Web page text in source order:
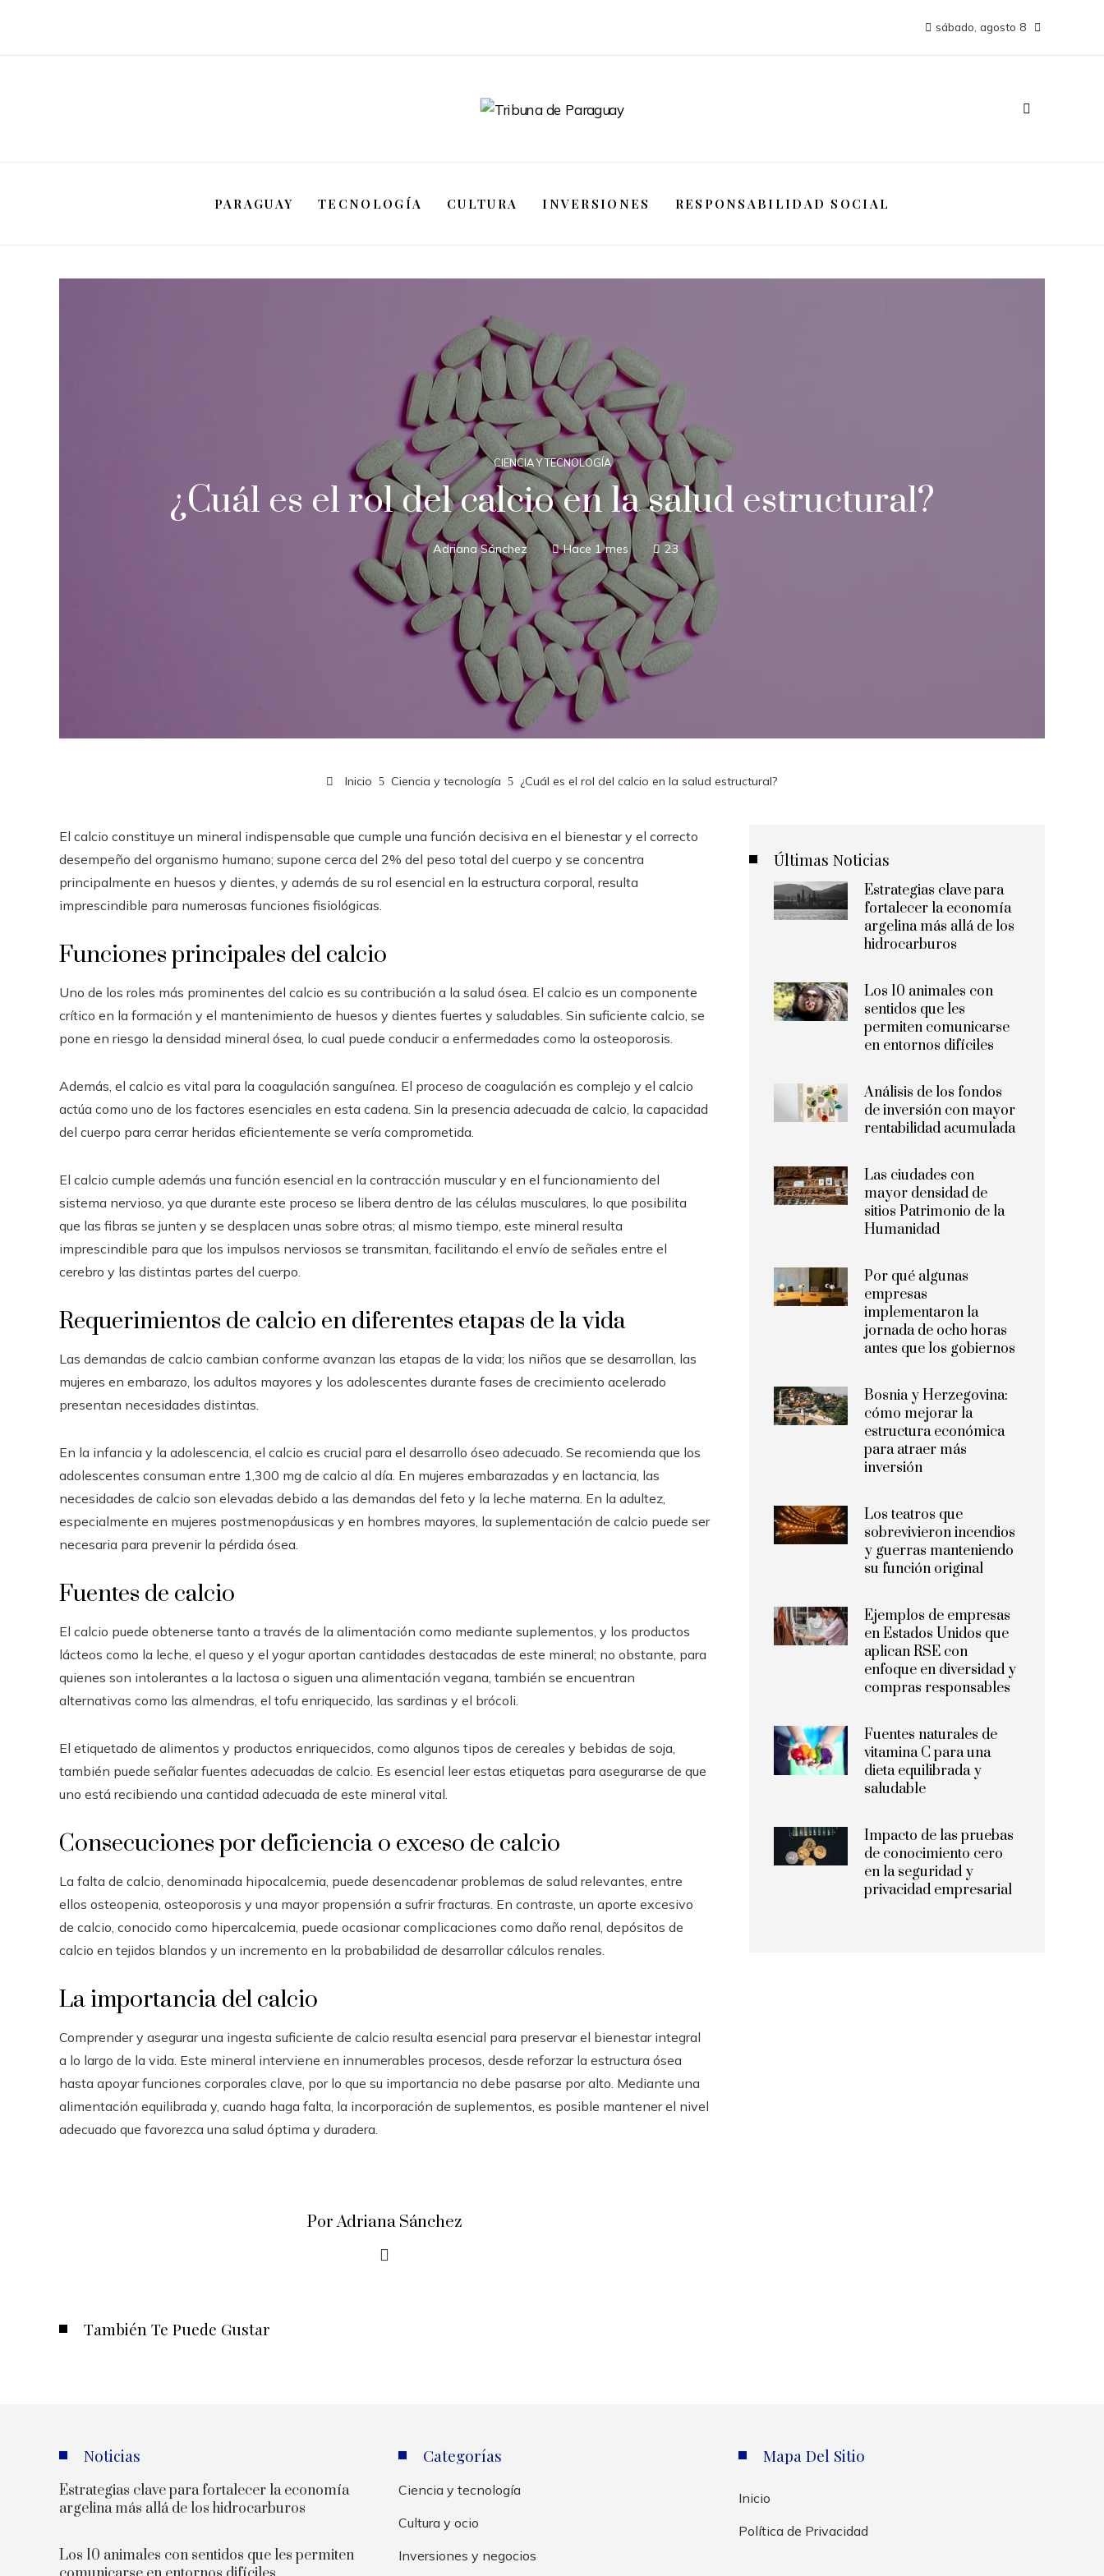
sábado, agosto 8
PARAGUAY TECNOLOGÍA CULTURA INVERSIONES RESPONSABILIDAD SOCIAL
CIENCIA Y TECNOLOGÍA
¿Cuál es el rol del calcio en la salud estructural?
Adriana Sánchez Hace 1 mes 23
Inicio Ciencia y tecnología ¿Cuál es el rol del calcio en la salud estructural?
El calcio constituye un mineral indispensable que cumple una función decisiva en el bienestar y el correcto
desempeño del organismo humano; supone cerca del 2% del peso total del cuerpo y se concentra
principalmente en huesos y dientes, y además de su rol esencial en la estructura corporal, resulta
imprescindible para numerosas funciones fisiológicas.
Funciones principales del calcio
Uno de los roles más prominentes del calcio es su contribución a la salud ósea. El calcio es un componente
crítico en la formación y el mantenimiento de huesos y dientes fuertes y saludables. Sin suficiente calcio, se
pone en riesgo la densidad mineral ósea, lo cual puede conducir a enfermedades como la osteoporosis.
Además, el calcio es vital para la coagulación sanguínea. El proceso de coagulación es complejo y el calcio
actúa como uno de los factores esenciales en esta cadena. Sin la presencia adecuada de calcio, la capacidad
del cuerpo para cerrar heridas eficientemente se vería comprometida.
El calcio cumple además una función esencial en la contracción muscular y en el funcionamiento del
sistema nervioso, ya que durante este proceso se libera dentro de las células musculares, lo que posibilita
que las fibras se junten y se desplacen unas sobre otras; al mismo tiempo, este mineral resulta
imprescindible para que los impulsos nerviosos se transmitan, facilitando el envío de señales entre el
cerebro y las distintas partes del cuerpo.
Requerimientos de calcio en diferentes etapas de la vida
Las demandas de calcio cambian conforme avanzan las etapas de la vida; los niños que se desarrollan, las
mujeres en embarazo, los adultos mayores y los adolescentes durante fases de crecimiento acelerado
presentan necesidades distintas.
En la infancia y la adolescencia, el calcio es crucial para el desarrollo óseo adecuado. Se recomienda que los
adolescentes consuman entre 1,300 mg de calcio al día. En mujeres embarazadas y en lactancia, las
necesidades de calcio son elevadas debido a las demandas del feto y la leche materna. En la adultez,
especialmente en mujeres postmenopáusicas y en hombres mayores, la suplementación de calcio puede ser
necesaria para prevenir la pérdida ósea.
Fuentes de calcio
El calcio puede obtenerse tanto a través de la alimentación como mediante suplementos, y los productos
lácteos como la leche, el queso y el yogur aportan cantidades destacadas de este mineral; no obstante, para
quienes son intolerantes a la lactosa o siguen una alimentación vegana, también se encuentran
alternativas como las almendras, el tofu enriquecido, las sardinas y el brócoli.
El etiquetado de alimentos y productos enriquecidos, como algunos tipos de cereales y bebidas de soja,
también puede señalar fuentes adecuadas de calcio. Es esencial leer estas etiquetas para asegurarse de que
uno está recibiendo una cantidad adecuada de este mineral vital.
Consecuciones por deficiencia o exceso de calcio
La falta de calcio, denominada hipocalcemia, puede desencadenar problemas de salud relevantes, entre
ellos osteopenia, osteoporosis y una mayor propensión a sufrir fracturas. En contraste, un aporte excesivo
de calcio, conocido como hipercalcemia, puede ocasionar complicaciones como daño renal, depósitos de
calcio en tejidos blandos y un incremento en la probabilidad de desarrollar cálculos renales.
La importancia del calcio
Comprender y asegurar una ingesta suficiente de calcio resulta esencial para preservar el bienestar integral
a lo largo de la vida. Este mineral interviene en innumerables procesos, desde reforzar la estructura ósea
hasta apoyar funciones corporales clave, por lo que su importancia no debe pasarse por alto. Mediante una
alimentación equilibrada y, cuando haga falta, la incorporación de suplementos, es posible mantener el nivel
adecuado que favorezca una salud óptima y duradera.
Por Adriana Sánchez
También Te Puede Gustar
Últimas Noticias
Estrategias clave para
fortalecer la economía
argelina más allá de los
hidrocarburos
Los 10 animales con
sentidos que les
permiten comunicarse
en entornos difíciles
Análisis de los fondos
de inversión con mayor
rentabilidad acumulada
Las ciudades con
mayor densidad de
sitios Patrimonio de la
Humanidad
Por qué algunas
empresas
implementaron la
jornada de ocho horas
antes que los gobiernos
Bosnia y Herzegovina:
cómo mejorar la
estructura económica
para atraer más
inversión
Los teatros que
sobrevivieron incendios
y guerras manteniendo
su función original
Ejemplos de empresas
en Estados Unidos que
aplican RSE con
enfoque en diversidad y
compras responsables
Fuentes naturales de
vitamina C para una
dieta equilibrada y
saludable
Impacto de las pruebas
de conocimiento cero
en la seguridad y
privacidad empresarial
Noticias
Estrategias clave para fortalecer la economía
argelina más allá de los hidrocarburos
Los 10 animales con sentidos que les permiten
Categorías
Ciencia y tecnología
Cultura y ocio
Inversiones y negocios
Mapa Del Sitio
Inicio
Política de Privacidad